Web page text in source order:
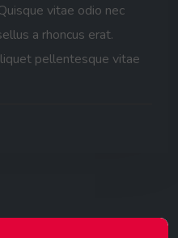
vitae odio nec
a rhoncus erat.
pellentesque vitae